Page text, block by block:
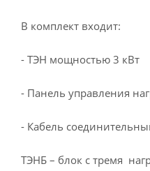
В комплект входит:
- ТЭН мощностью 3 кВт
- Панель управления
- Кабель
ТЭНБ – блок с тремя